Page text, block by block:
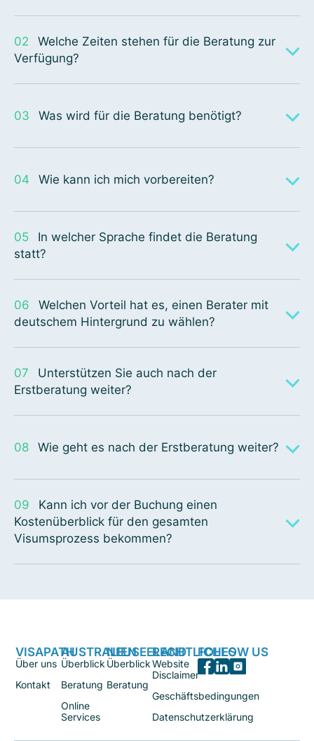
02
Welche Zeiten stehen für die Beratung zur
Verfügung?
03 Was wird für die Beratung benötigt?
04 Wie kann ich mich vorbereiten?
05
In welcher Sprache findet die Beratung
statt?
06
Welchen Vorteil hat es, einen Berater mit
deutschem Hintergrund zu wählen?
07
Unterstützen Sie auch nach der
Erstberatung weiter?
08 Wie geht es nach der Erstberatung weiter?
09
Kann ich vor der Buchung einen
Kostenüberblick für den gesamten
Visumsprozess bekommen?
VISAPATH
Über uns
Kontakt
AUSTRALIEN
Überblick
Beratung
Online
Services
NEUSEELAND
Überblick
Beratung
RECHTLICHES
Website
Disclaimer
Geschäftsbedingungen
Datenschutzerklärung
FOLLOW US